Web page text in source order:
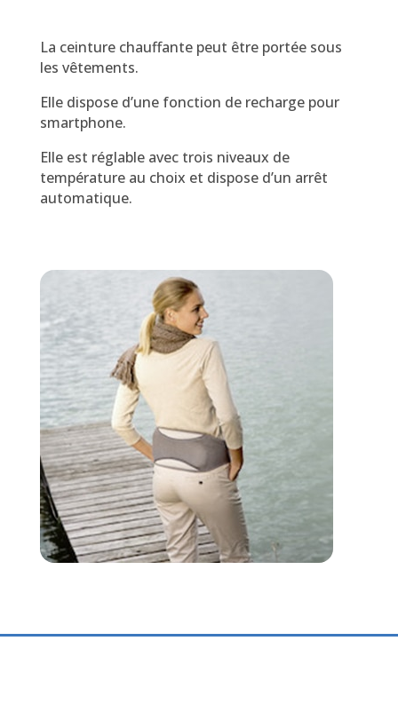
La ceinture chauffante peut être portée sous
les vêtements.
Elle dispose d’une fonction de recharge pour
smartphone.
Elle est réglable avec trois niveaux de
température au choix et dispose d’un arrêt
automatique.